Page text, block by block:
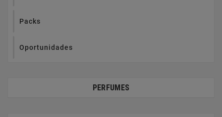
Packs
Oportunidades
PERFUMES